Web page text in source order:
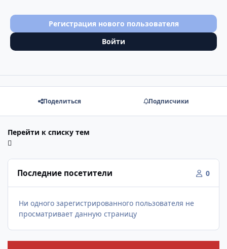
Регистрация нового пользователя
Войти
Поделиться Подписчики
Перейти к списку тем
Последние посетители 0
Ни одного зарегистрированного пользователя не
просматривает данную страницу